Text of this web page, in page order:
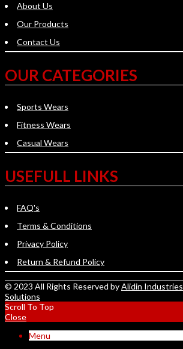
About Us
Our Products
Contact Us
OUR CATEGORIES
Sports Wears
Fitness Wears
Casual Wears
USEFULL LINKS
FAQ's
Terms & Conditions
Privacy Policy
Return & Refund Policy
© 2023 All Rights Reserved byAlidin Industries
Solutions
Scroll To Top
Close
Menu